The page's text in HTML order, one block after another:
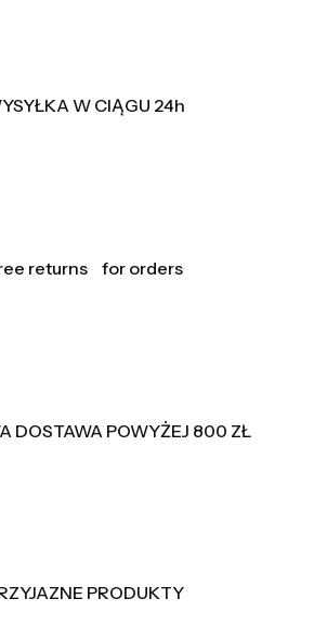
W CIĄGU 24h
returns for orders
DOSTAWA POWYŻEJ 800 ZŁ
PRODUKTY